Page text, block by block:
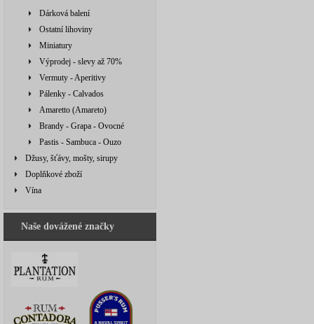
Dárková balení
Ostatní lihoviny
Miniatury
Výprodej - slevy až 70%
Vermuty - Aperitivy
Pálenky - Calvados
Amaretto (Amareto)
Brandy - Grapa - Ovocné
Pastis - Sambuca - Ouzo
Džusy, šťávy, mošty, sirupy
Doplňkové zboží
Vína
Naše dovážené značky